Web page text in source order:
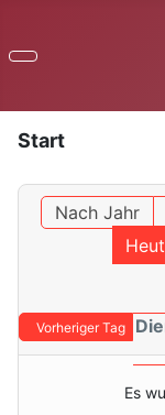
Start
Nach Jahr
Vorheriger Tag
Es